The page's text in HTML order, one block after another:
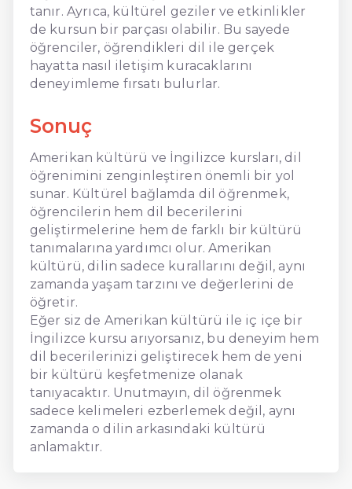
tanır. Ayrıca, kültürel geziler ve etkinlikler
de kursun bir parçası olabilir. Bu sayede
öğrenciler, öğrendikleri dil ile gerçek
hayatta nasıl iletişim kuracaklarını
deneyimleme fırsatı bulurlar.
Sonuç
Amerikan kültürü ve İngilizce kursları, dil
öğrenimini zenginleştiren önemli bir yol
sunar. Kültürel bağlamda dil öğrenmek,
öğrencilerin hem dil becerilerini
geliştirmelerine hem de farklı bir kültürü
tanımalarına yardımcı olur. Amerikan
kültürü, dilin sadece kurallarını değil, aynı
zamanda yaşam tarzını ve değerlerini de
öğretir.
Eğer siz de Amerikan kültürü ile iç içe bir
İngilizce kursu arıyorsanız, bu deneyim hem
dil becerilerinizi geliştirecek hem de yeni
bir kültürü keşfetmenize olanak
tanıyacaktır. Unutmayın, dil öğrenmek
sadece kelimeleri ezberlemek değil, aynı
zamanda o dilin arkasındaki kültürü
anlamaktır.